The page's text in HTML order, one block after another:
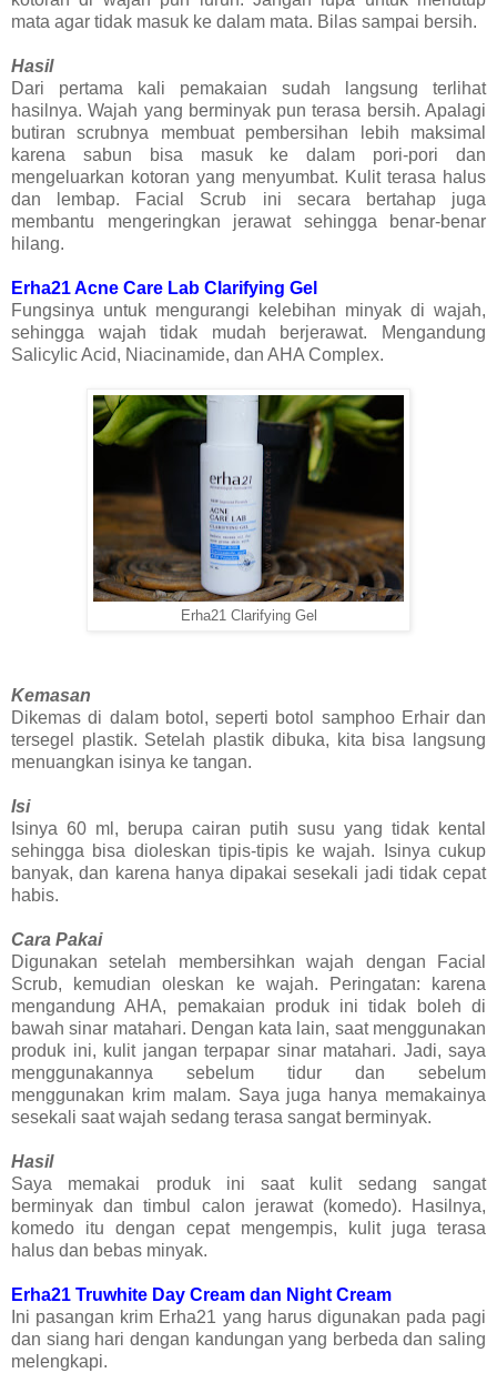
mata agar tidak masuk ke dalam mata. Bilas sampai bersih.
Hasil
Dari pertama kali pemakaian sudah langsung terlihat
hasilnya. Wajah yang berminyak pun terasa bersih. Apalagi
butiran scrubnya membuat pembersihan lebih maksimal
karena sabun bisa masuk ke dalam pori-pori dan
mengeluarkan kotoran yang menyumbat. Kulit terasa halus
dan lembap. Facial Scrub ini secara bertahap juga
membantu mengeringkan jerawat sehingga benar-benar
hilang.
Erha21 Acne Care Lab Clarifying Gel
Fungsinya untuk mengurangi kelebihan minyak di wajah,
sehingga wajah tidak mudah berjerawat. Mengandung
Salicylic Acid, Niacinamide, dan AHA Complex.
Erha21 Clarifying Gel
Kemasan
Dikemas di dalam botol, seperti botol samphoo Erhair dan
tersegel plastik. Setelah plastik dibuka, kita bisa langsung
menuangkan isinya ke tangan.
Isi
Isinya 60 ml, berupa cairan putih susu yang tidak kental
sehingga bisa dioleskan tipis-tipis ke wajah. Isinya cukup
banyak, dan karena hanya dipakai sesekali jadi tidak cepat
habis.
Cara Pakai
Digunakan setelah membersihkan wajah dengan Facial
Scrub, kemudian oleskan ke wajah. Peringatan: karena
mengandung AHA, pemakaian produk ini tidak boleh di
bawah sinar matahari. Dengan kata lain, saat menggunakan
produk ini, kulit jangan terpapar sinar matahari. Jadi, saya
menggunakannya sebelum tidur dan sebelum
menggunakan krim malam. Saya juga hanya memakainya
sesekali saat wajah sedang terasa sangat berminyak.
Hasil
Saya memakai produk ini saat kulit sedang sangat
berminyak dan timbul calon jerawat (komedo). Hasilnya,
komedo itu dengan cepat mengempis, kulit juga terasa
halus dan bebas minyak.
Erha21 Truwhite Day Cream dan Night Cream
Ini pasangan krim Erha21 yang harus digunakan pada pagi
dan siang hari dengan kandungan yang berbeda dan saling
melengkapi.